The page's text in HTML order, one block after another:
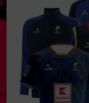
0